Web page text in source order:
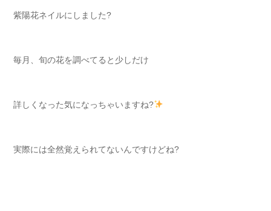
紫陽花ネイルにしました?
毎月、旬の花を調べてると少しだけ
詳しくなった気になっちゃいますね?
実際には全然覚えられてないんですけどね?